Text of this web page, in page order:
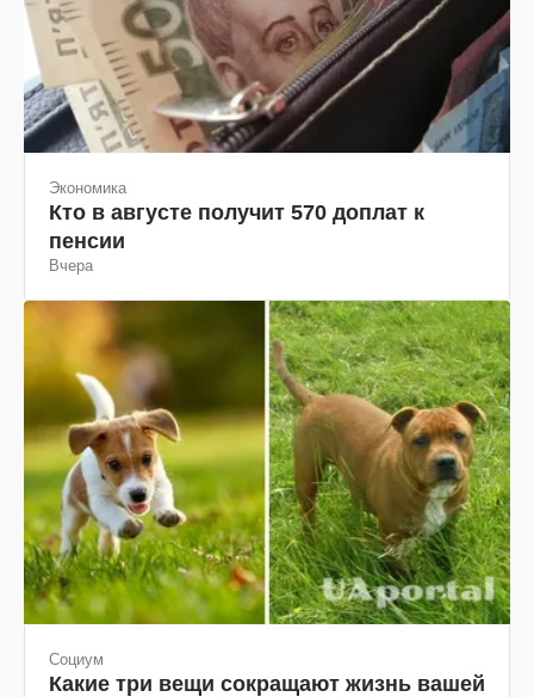
Экономика
Кто в августе получит 570 доплат к
пенсии
Вчера
Социум
Какие три вещи сокращают жизнь вашей